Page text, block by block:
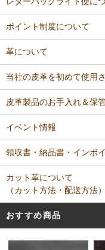
ポイント制度について
革について
当社の皮革を初めて使用
皮革製品のお手入れ＆保
イベント情報
領収書・納品書・インボ
カット革について
（カット方法・配送方法）
おすすめ商品